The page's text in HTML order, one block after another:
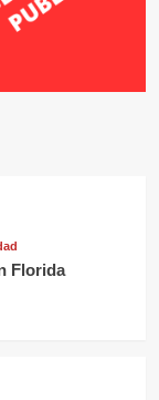
Florida